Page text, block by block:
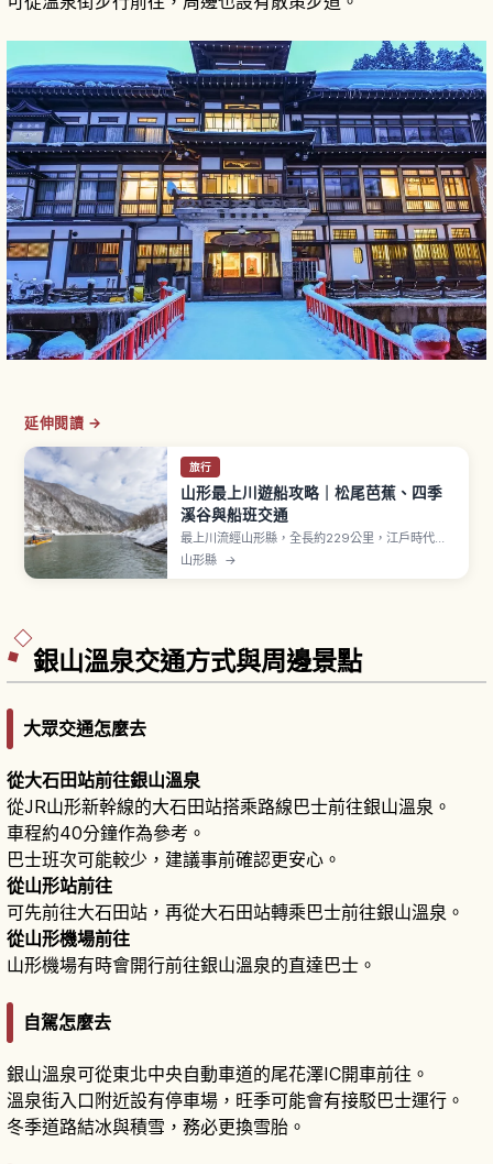
延伸閱讀 →
旅行
山形最上川遊船攻略｜松尾芭蕉、四季
溪谷與船班交通
最上川流經山形縣，全長約229公里，江戶時代曾
作為運輸紅花與稻米物資的舟運路線。松尾芭蕉在
山形縣 →
銀山溫泉交通方式與周邊景點
大眾交通怎麼去
從大石田站前往銀山溫泉
從JR山形新幹線的大石田站搭乘路線巴士前往銀山溫泉。
車程約40分鐘作為參考。
巴士班次可能較少，建議事前確認更安心。
從山形站前往
可先前往大石田站，再從大石田站轉乘巴士前往銀山溫泉。
從山形機場前往
山形機場有時會開行前往銀山溫泉的直達巴士。
自駕怎麼去
銀山溫泉可從東北中央自動車道的尾花澤IC開車前往。
溫泉街入口附近設有停車場，旺季可能會有接駁巴士運行。
冬季道路結冰與積雪，務必更換雪胎。